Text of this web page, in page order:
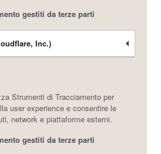
gestiti da terze parti
Inc.)
Strumenti di Tracciamento per
user experience e consentire le
network e piattaforme esterni.
gestiti da terze parti